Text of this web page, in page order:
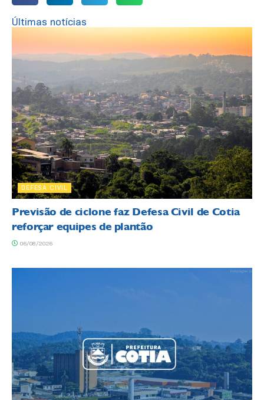
Últimas notícias
DEFESA CIVIL
Previsão de ciclone faz Defesa Civil de Cotia
reforçar equipes de plantão
06/08/2026